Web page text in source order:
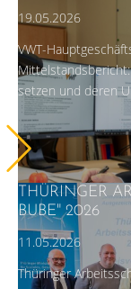
19.05.2026
VWT-
setzen und deren
THÜRINGER
BUBE" 2026
11.05.2026
Thüringer